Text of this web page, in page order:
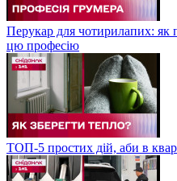
Перукар для чотирилапих: як
цю професію
ТОП-5 простих дій, аби в